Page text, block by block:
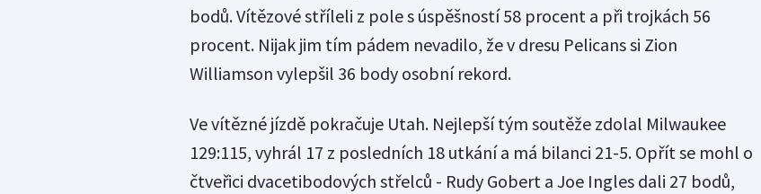
bodů. Vítězové stříleli z pole s úspěšností 58 procent a při trojkách 56
procent. Nijak jim tím pádem nevadilo, že v dresu Pelicans si Zion
Williamson vylepšil 36 body osobní rekord.
Ve vítězné jízdě pokračuje Utah. Nejlepší tým soutěže zdolal Milwaukee
129:115, vyhrál 17 z posledních 18 utkání a má bilanci 21-5. Opřít se mohl o
čtveřici dvacetibodových střelců - Rudy Gobert a Joe Ingles dali 27 bodů,